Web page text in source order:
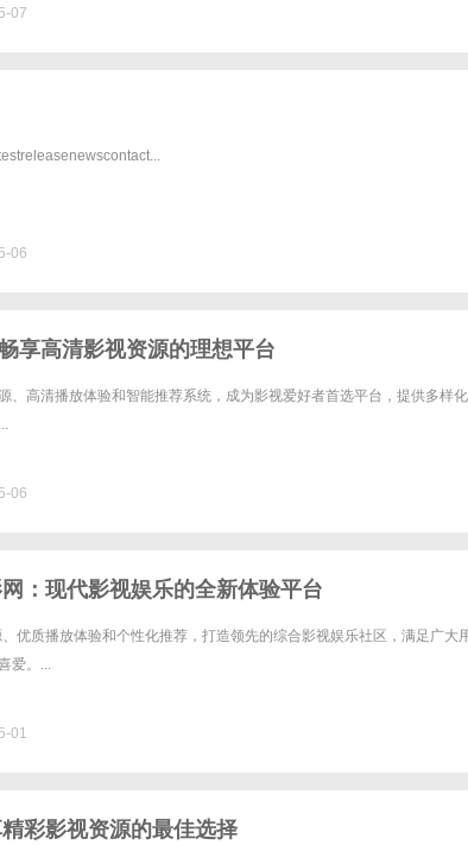
07
06
享高清影视资源的理想平台
、高清播放体验和智能推荐系统，成为影视爱好者首选平台，提供多样化
06
：现代影视娱乐的全新体验平台
优质播放体验和个性化推荐，打造领先的综合影视娱乐社区，满足广大
爱。...
01
彩影视资源的最佳选择